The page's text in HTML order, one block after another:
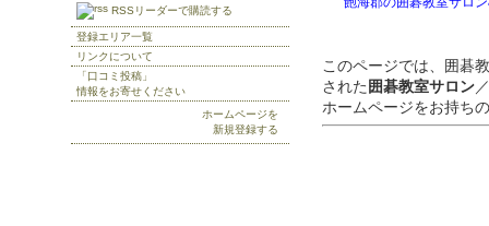
このページでは、囲碁
された 囲碁教室サロン
ホームページをお持ち
RSSリーダーで購読する
登録エリア一覧
リンクについて
「口コミ投稿」
情報をお寄せください
ホームページを
新規登録する